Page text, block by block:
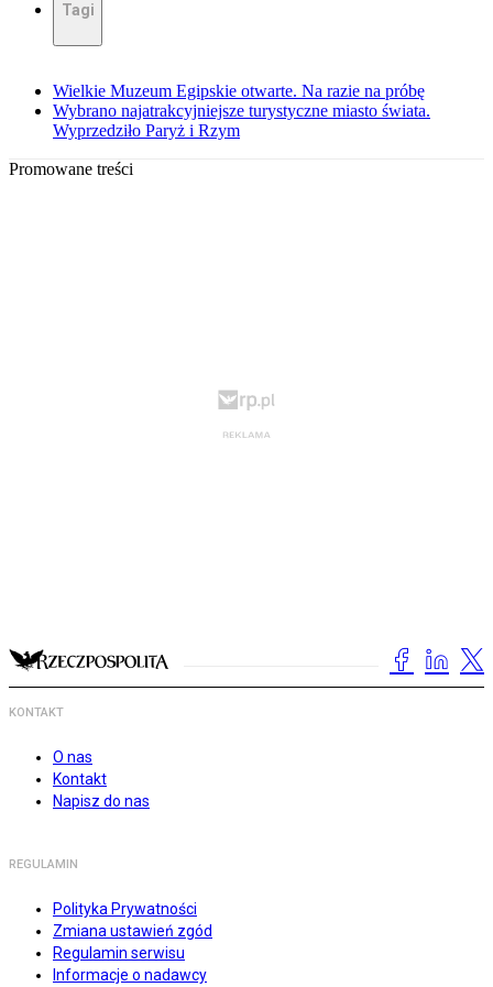
Tagi
Wielkie Muzeum Egipskie otwarte. Na razie na próbę
Wybrano najatrakcyjniejsze turystyczne miasto świata.
Wyprzedziło Paryż i Rzym
Promowane treści
KONTAKT
O nas
Kontakt
Napisz do nas
REGULAMIN
Polityka Prywatności
Zmiana ustawień zgód
Regulamin serwisu
Informacje o nadawcy